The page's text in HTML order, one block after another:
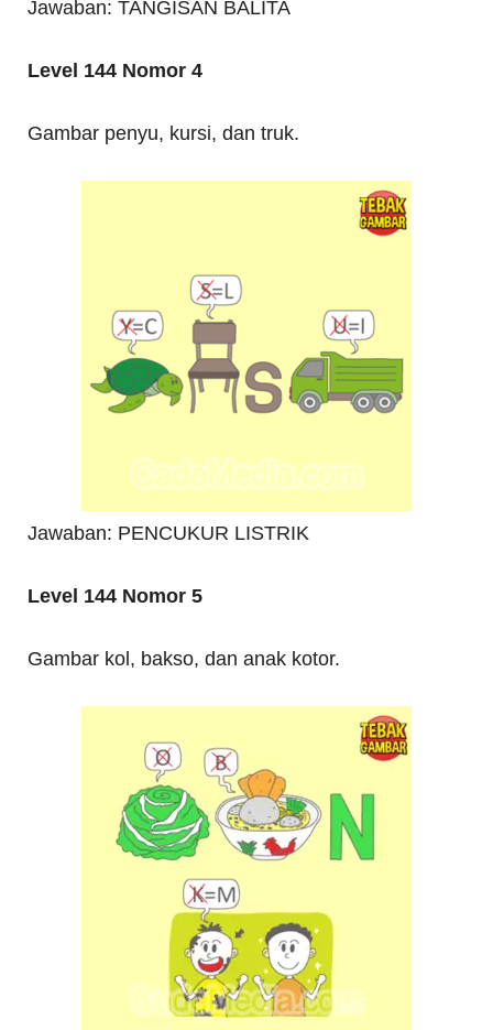
Jawaban: TANGISAN BALITA
Level 144 Nomor 4
Gambar penyu, kursi, dan truk.
Jawaban: PENCUKUR LISTRIK
Level 144 Nomor 5
Gambar kol, bakso, dan anak kotor.